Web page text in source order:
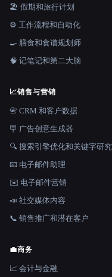
🏖 假期和旅行计划
⚙️ 工作流程和自动化
🍳 膳食和食谱规划师
🧠 记笔记和第二大脑
📈销售与营销
📇 CRM 和客户数据
🪧 广告创意生成器
🔍 搜索引擎优化和关键字研究
📧 电子邮件助理
✉️ 电子邮件营销
📣 社交媒体内容
📞 销售推广和潜在客户
💼商务
📈 会计与金融